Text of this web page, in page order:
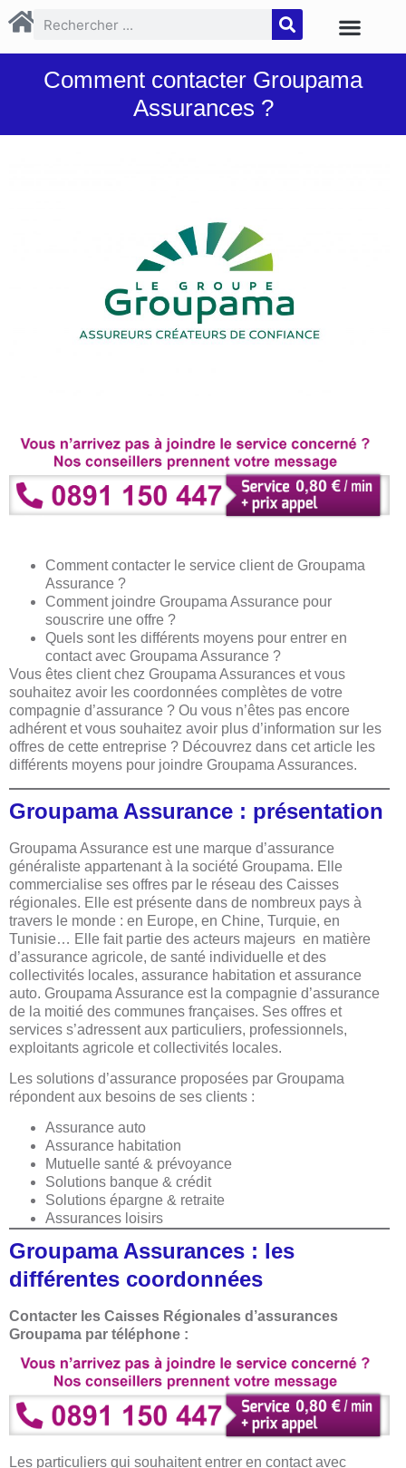
Comment contacter Groupama
Assurances ?
Comment contacter le service client de Groupama
Assurance ?
Comment joindre Groupama Assurance pour
souscrire une offre ?
Quels sont les différents moyens pour entrer en
contact avec Groupama Assurance ?
Vous êtes client chez Groupama Assurances et vous
souhaitez avoir les coordonnées complètes de votre
compagnie d’assurance ? Ou vous n’êtes pas encore
adhérent et vous souhaitez avoir plus d’information sur les
offres de cette entreprise ? Découvrez dans cet article les
différents moyens pour joindre Groupama Assurances.
Groupama Assurance : présentation
Groupama Assurance est une marque d’assurance
généraliste appartenant à la société Groupama. Elle
commercialise ses offres par le réseau des Caisses
régionales. Elle est présente dans de nombreux pays à
travers le monde : en Europe, en Chine, Turquie, en
Tunisie… Elle fait partie des acteurs majeurs en matière
d’assurance agricole, de santé individuelle et des
collectivités locales, assurance habitation et assurance
auto. Groupama Assurance est la compagnie d’assurance
de la moitié des communes françaises. Ses offres et
services s’adressent aux particuliers, professionnels,
exploitants agricole et collectivités locales.
Les solutions d’assurance proposées par Groupama
répondent aux besoins de ses clients :
Assurance auto
Assurance habitation
Mutuelle santé & prévoyance
Solutions banque & crédit
Solutions épargne & retraite
Assurances loisirs
Groupama Assurances : les
différentes coordonnées
Contacter les Caisses Régionales d’assurances
Groupama par téléphone :
Les particuliers qui souhaitent entrer en contact avec